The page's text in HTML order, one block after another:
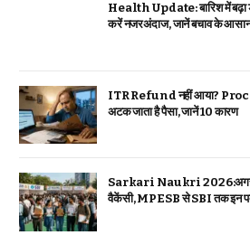
Health Update: बारिश में बढ़ा
करें नजरअंदाज, जानें बचाव के
ITR Refund नहीं आया?
अटक जाता है पैसा, जानें 10 कारण
Sarkari Naukri 2026:अगस्त
वैकेंसी, MPESB से SBI तक इन